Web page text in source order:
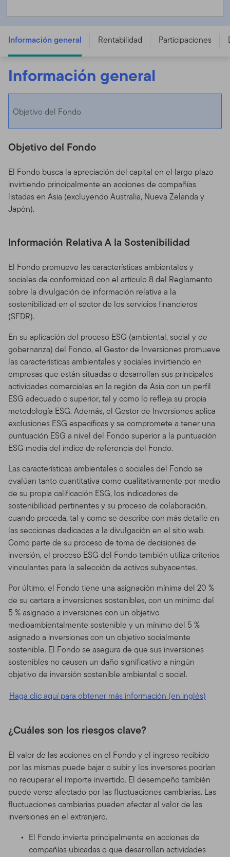
LU0229939763
Información general Rentabilidad Participaciones
Información general
Objetivo del Fondo
Objetivo del Fondo
El Fondo busca la apreciación del capital en el largo plazo
invirtiendo principalmente en acciones de compañías
listadas en Asia (excluyendo Australia, Nueva Zelanda y
Japón).
Información Relativa A la Sostenibilidad
El Fondo promueve las características ambientales y
sociales de conformidad con el artículo 8 del Reglamento
sobre la divulgación de información relativa a la
sostenibilidad en el sector de los servicios financieros
(SFDR).
En su aplicación del proceso ESG (ambiental, social y de
gobernanza) del Fondo, el Gestor de Inversiones promueve
las características ambientales y sociales invirtiendo en
empresas que están situadas o desarrollan sus principales
actividades comerciales en la región de Asia con un perfil
ESG adecuado o superior, tal y como lo refleja su propia
metodología ESG. Además, el Gestor de Inversiones aplica
exclusiones ESG específicas y se compromete a tener una
puntuación ESG a nivel del Fondo superior a la puntuación
ESG media del índice de referencia del Fondo.
Las características ambientales o sociales del Fondo se
evalúan tanto cuantitativa como cualitativamente por medio
de su propia calificación ESG, los indicadores de
sostenibilidad pertinentes y su proceso de colaboración,
cuando proceda, tal y como se describe con más detalle en
las secciones dedicadas a la divulgación en el sitio web.
Como parte de su proceso de toma de decisiones de
inversión, el proceso ESG del Fondo también utiliza criterios
vinculantes para la selección de activos subyacentes.
Por último, el Fondo tiene una asignación mínima del 20 %
de su cartera a inversiones sostenibles, con un mínimo del
5 % asignado a inversiones con un objetivo
medioambientalmente sostenible y un mínimo del 5 %
asignado a inversiones con un objetivo socialmente
sostenible. El Fondo se asegura de que sus inversiones
sostenibles no causen un daño significativo a ningún
objetivo de inversión sostenible ambiental o social.
Haga clic aquí para obtener más información (en inglés)
¿Cuáles son los riesgos clave?
El valor de las acciones en el Fondo y el ingreso recibido
por las mismas puede bajar o subir y los inversores podrían
no recuperar el importe invertido. El desempeño también
puede verse afectado por las fluctuaciones cambiarias. Las
fluctuaciones cambiarias pueden afectar al valor de las
inversiones en el extranjero.
El Fondo invierte principalmente en acciones de
compañías ubicadas o que desarrollan actividades